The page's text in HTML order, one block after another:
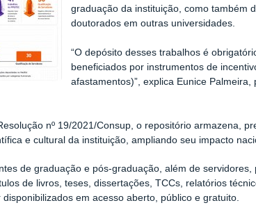
graduação da instituição, como também
doutorados em outras universidades.
“O depósito desses trabalhos é
beneficiados por instrumentos de
afastamentos)”, explica Eunice
nº 19/2021/Consup, o repositório armazena,
e cultural da instituição, ampliando seu impacto
de graduação e pós-graduação, além de
de livros, teses, dissertações, TCCs, relatórios
em acesso aberto, público e gratuito.